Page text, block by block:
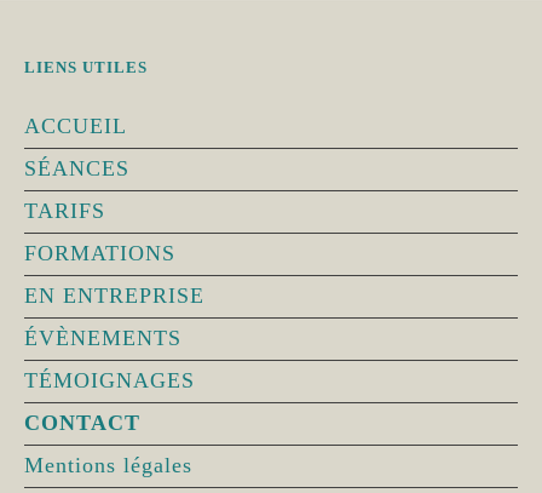
LIENS UTILES
ACCUEIL
SÉANCES
TARIFS
FORMATIONS
EN ENTREPRISE
ÉVÈNEMENTS
TÉMOIGNAGES
CONTACT
Mentions légales